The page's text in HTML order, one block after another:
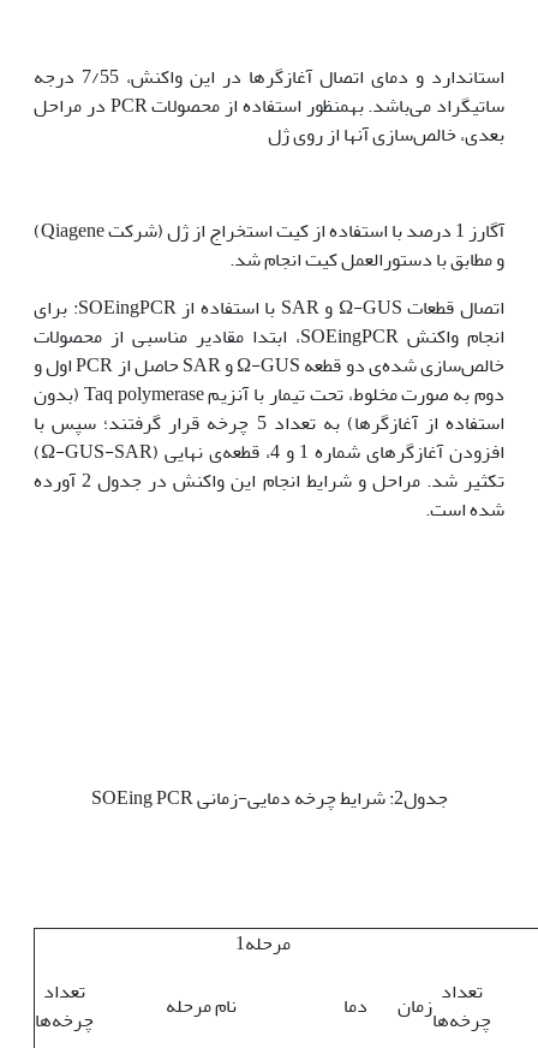
استاندارد و دمای اتصال آغازگرها در این واکنش، 7/55 درجه
ساتی‫گراد می‌باشد. به‫منظور استفاده از محصولات PCR در مراحل
بعدی، خالص‌سازی آن‫ها از روی ژل
آگارز 1 درصد با استفاده از کیت استخراج از ژل (شرکت Qiagene)
و مطابق با دستورالعمل کیت انجام شد.
اتصال قطعات Ω-GUS و SAR با استفاده از SOEingPCR: برای
انجام واکنش SOEingPCR، ابتدا مقادیر مناسبی از محصولات
خالص‌سازی شده‌ی دو قطعه Ω-GUS و SAR حاصل از PCR اول و
دوم ‌به ‌صورت مخلوط، تحت تیمار با آنزیم Taq polymerase (بدون
استفاده از آغازگرها) به تعداد 5 چرخه قرار گرفتند؛ سپس با
افزودن آغازگرهای شماره 1 و 4، قطعه‌ی نهایی (Ω-GUS-SAR)
تکثیر شد. مراحل و شرایط انجام این واکنش در جدول 2 آورده
شده است.
جدول2: شرایط چرخه دمایی-زمانی SOEing PCR
مرحله1
تعداد
چرخه‌هازمان دما نام مرحله
تعداد
چرخه‌ها